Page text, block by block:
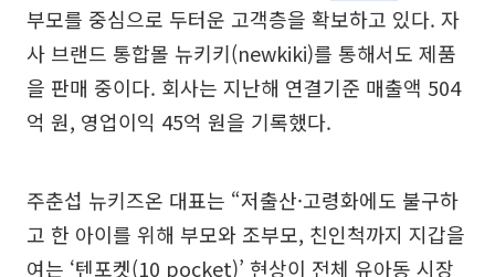
부모를 중심으로 두터운 고객층을 확보하고 있다. 자
사 브랜드 통합몰 뉴키키(newkiki)를 통해서도 제품
을 판매 중이다. 회사는 지난해 연결기준 매출액 504
억 원, 영업이익 45억 원을 기록했다.
주춘섭 뉴키즈온 대표는 “저출산·고령화에도 불구하
고 한 아이를 위해 부모와 조부모, 친인척까지 지갑을
여는 ‘텐포켓(10 pocket)’ 현상이 전체 유아동 시장